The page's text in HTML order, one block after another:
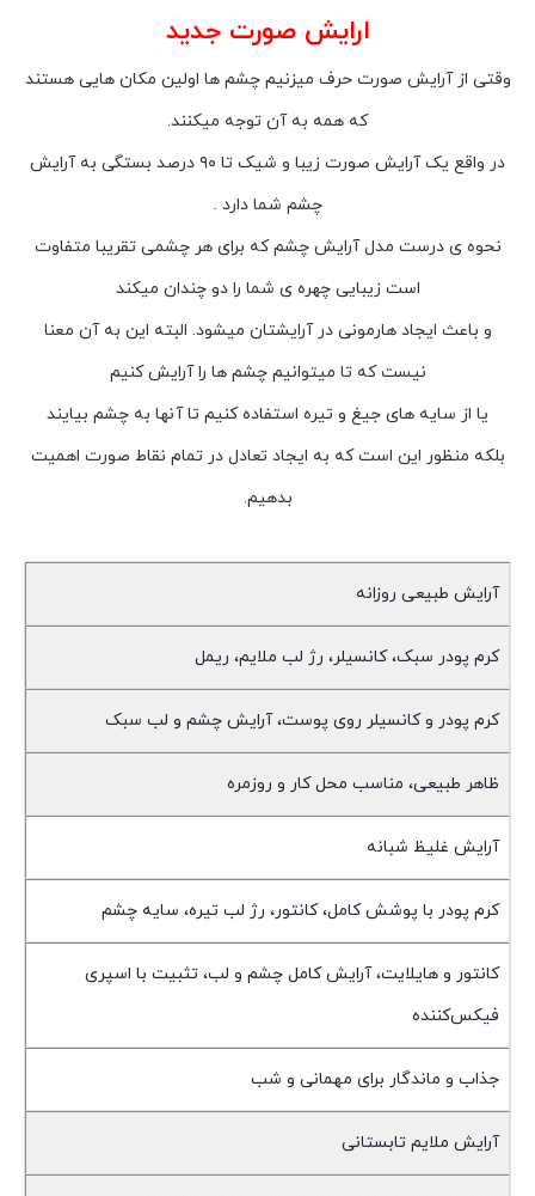
ارایش صورت جدید
وقتی از آرایش صورت حرف میزنیم چشم ها اولین مکان هایی هستند
که همه به آن توجه میکنند.
در واقع یک آرایش صورت زیبا و شیک تا ۹۰ درصد بستگی به آرایش
چشم شما دارد .
نحوه ی درست مدل آرایش چشم که برای هر چشمی تقریبا متفاوت
است زیبایی چهره ی شما را دو چندان میکند
و باعث ایجاد هارمونی در آرایشتان میشود. البته این به آن معنا
نیست که تا میتوانیم چشم ها را آرایش کنیم
یا از سایه های جیغ و تیره استفاده کنیم تا آنها به چشم بیایند
بلکه منظور این است که به ایجاد تعادل در تمام نقاط صورت اهمیت
بدهیم.
آرایش طبیعی روزانه
کرم پودر سبک، کانسیلر، رژ لب ملایم، ریمل
کرم پودر و کانسیلر روی پوست، آرایش چشم و لب سبک
ظاهر طبیعی، مناسب محل کار و روزمره
آرایش غلیظ شبانه
کرم پودر با پوشش کامل، کانتور، رژ لب تیره، سایه چشم
کانتور و هایلایت، آرایش کامل چشم و لب، تثبیت با اسپری
فیکس‌کننده
جذاب و ماندگار برای مهمانی و شب
آرایش ملایم تابستانی